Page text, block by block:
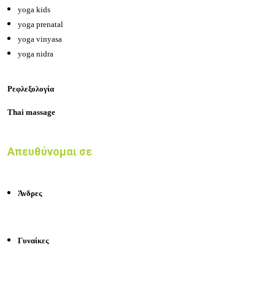
yoga kids
yoga prenatal
yoga vinyasa
yoga nidra
Ρεφλεξολογία
Thai massage
Απευθύνομαι σε
Άνδρες
Γυναίκες